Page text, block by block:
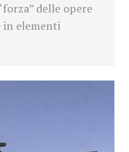
delle opere
in elementi